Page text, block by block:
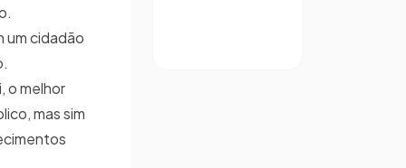
um cidadão
o melhor
mas sim